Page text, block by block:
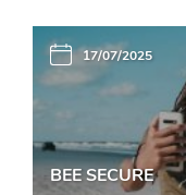
17/07/2025
BEE SECURE